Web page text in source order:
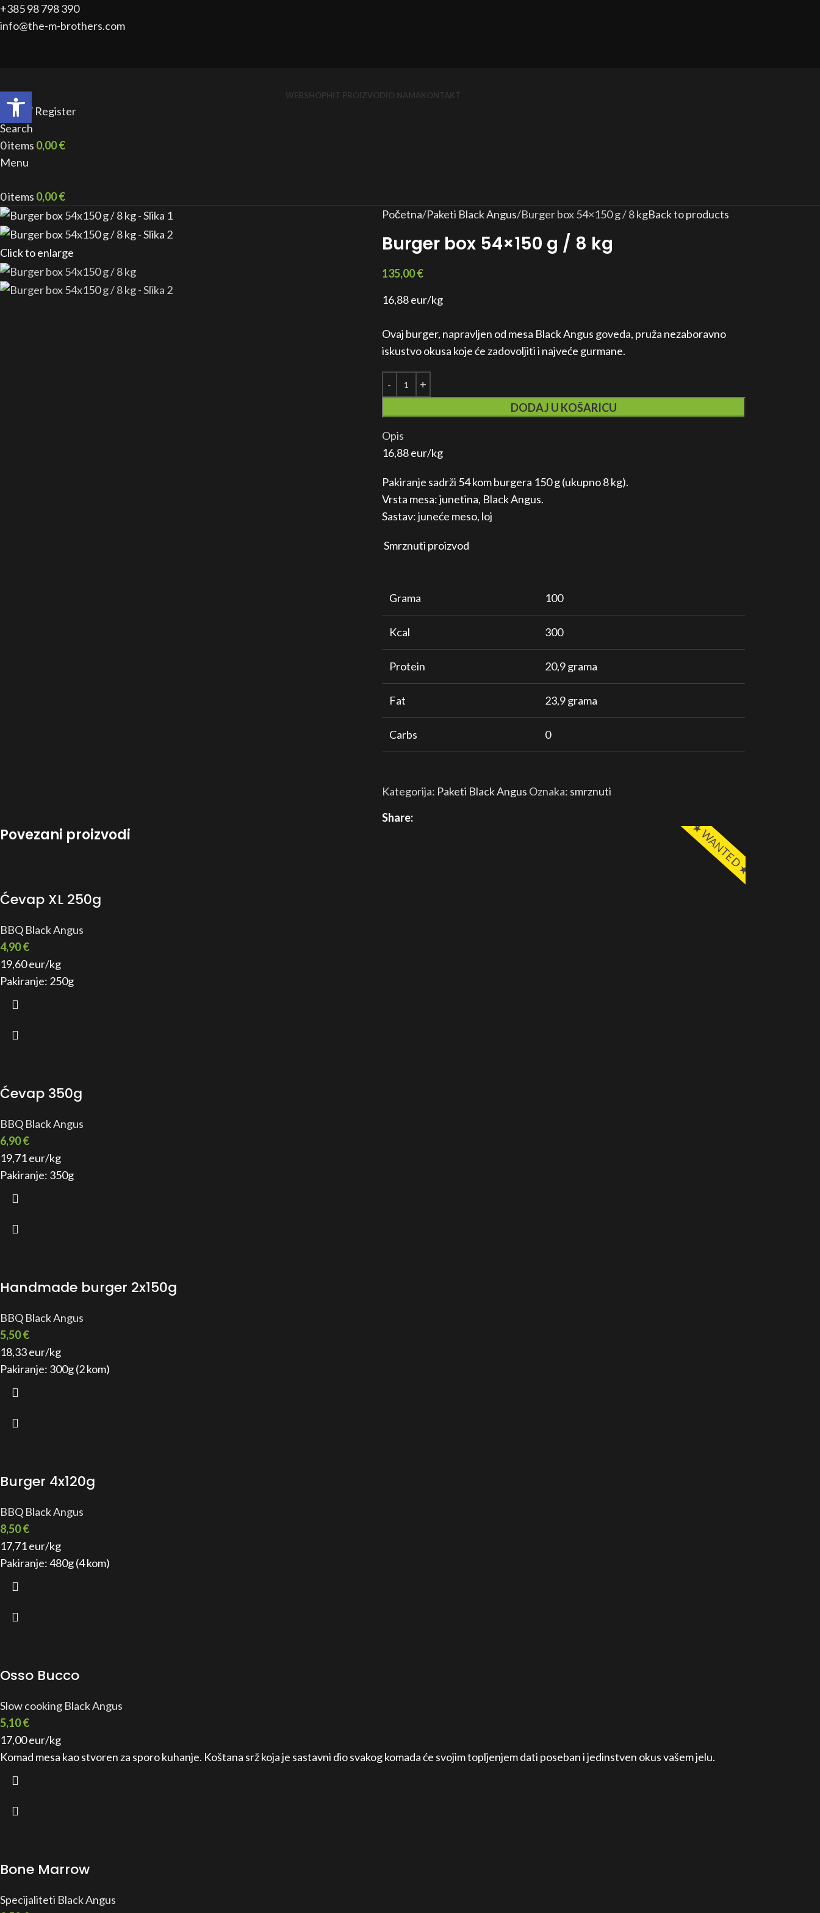
+385 98 798 390
info@the-m-brothers.com
WEBSHOPHIT PROIZVODIO NAMAKONTAKT
Login / Register
Search
0items 0,00€
Menu
0items 0,00€
Click to enlarge
Početna Paketi Black Angus Burger box 54×150 g / 8 kgBack to products
Burger box 54×150 g / 8 kg
135,00€
16,88 eur/kg
Ovaj burger, napravljen od mesa Black Angus goveda, pruža nezaboravno
iskustvo okusa koje će zadovoljiti i najveće gurmane.
DODAJ U KOŠARICU
Opis
16,88 eur/kg
Pakiranje sadrži 54 kom burgera 150 g (ukupno 8 kg).
Vrsta mesa: junetina, Black Angus.
Sastav: juneće meso, loj
Smrznuti proizvod
Grama 100
Kcal 300
Protein 20,9 grama
Fat 23,9 grama
Carbs 0
Kategorija: Paketi Black Angus Oznaka: smrznuti
Share:
Povezani proizvodi
Ćevap XL 250g
BBQ Black Angus
4,90€
19,60 eur/kg
Pakiranje: 250g
Ćevap 350g
BBQ Black Angus
6,90€
19,71 eur/kg
Pakiranje: 350g
Handmade burger 2x150g
BBQ Black Angus
5,50€
18,33 eur/kg
Pakiranje: 300g (2 kom)
Burger 4x120g
BBQ Black Angus
8,50€
17,71 eur/kg
Pakiranje: 480g (4 kom)
★ WANTED ★
Osso Bucco
Slow cooking Black Angus
5,10€
17,00 eur/kg
Komad mesa kao stvoren za sporo kuhanje. Koštana srž koja je sastavni dio svakog komada će svojim topljenjem dati poseban i jedinstven okus vašem jelu.
Bone Marrow
Specijaliteti Black Angus
Open toolbar